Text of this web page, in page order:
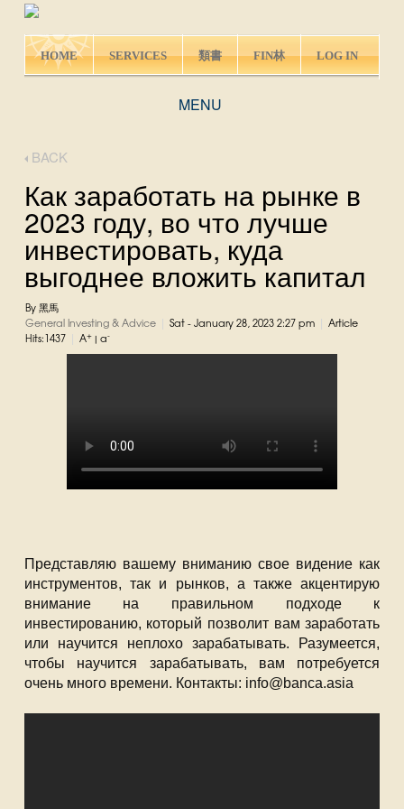
HOME SERVICES 類書 FIN林 LOG IN
MENU
BACK
Как заработать на рынке в
2023 году, во что лучше
инвестировать, куда
выгоднее вложить капитал
By 黑馬
General Investing & Advice
Sat - January 28, 2023 2:27 pm
Article
Hits:1437
A+| a-
Представляю вашему вниманию свое видение как
инструментов, так и рынков, а также акцентирую
внимание на правильном подходе к
инвестированию, который позволит вам заработать
или научится неплохо зарабатывать. Разумеется,
чтобы научится зарабатывать, вам потребуется
очень много времени. Контакты: info@banca.asia